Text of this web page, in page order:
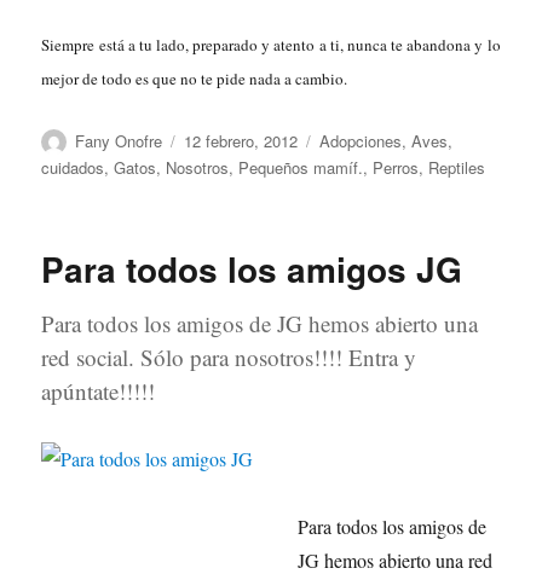
Siempre está a tu lado, preparado y atento a ti, nunca te abandona y lo
mejor de todo es que no te pide nada a cambio.
Autor
Fany Onofre
Publicado
el
12 febrero, 2012 Categorías
Adopciones,Aves,
cuidados,Gatos, Nosotros, Pequeños mamíf., Perros, Reptiles
Para todos los amigos JG
Para todos los amigos de JG hemos abierto una
red social. Sólo para nosotros!!!! Entra y
apúntate!!!!!
Para todos los amigos de
JG hemos abierto una red